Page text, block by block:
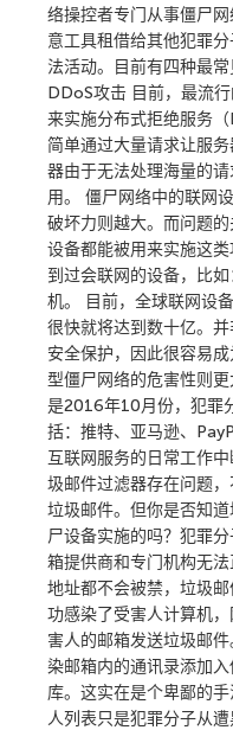
络操控者专门从事僵尸
意工具租借给其他犯罪
法活动。目前有四种最常
DDoS攻击 目前，最流
来实施分布式拒绝服务
简单通过大量请求让服
器由于无法处理海量的
用。 僵尸网络中的联网
破坏力则越大。而问题
设备都能被用来实施这
到过会联网的设备，比
机。 目前，全球联网设
很快就将达到数十亿。
安全保护，因此很容易
型僵尸网络的危害性则
是2016年10月份，犯罪
括：推特、亚马逊、
互联网服务的日常工作
圾邮件过滤器存在问题
垃圾邮件。但你是否知
尸设备实施的吗？犯罪
箱提供商和专门机构无
地址都不会被禁，垃圾
功感染了受害人计算机
害人的邮箱发送垃圾邮
染邮箱内的通讯录添加
库。这实在是个卑鄙的
人列表只是犯罪分子从